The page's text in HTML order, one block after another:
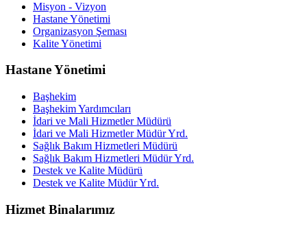
Misyon - Vizyon
Hastane Yönetimi
Organizasyon Şeması
Kalite Yönetimi
Hastane Yönetimi
Başhekim
Başhekim Yardımcıları
İdari ve Mali Hizmetler Müdürü
İdari ve Mali Hizmetler Müdür Yrd.
Sağlık Bakım Hizmetleri Müdürü
Sağlık Bakım Hizmetleri Müdür Yrd.
Destek ve Kalite Müdürü
Destek ve Kalite Müdür Yrd.
Hizmet Binalarımız